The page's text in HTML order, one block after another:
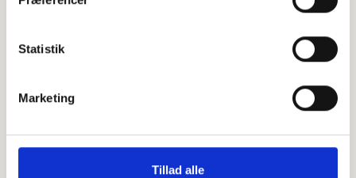
Statistik
Marketing
Tillad alle
contributors
Sammen kan vi mindes Gerda Kirstine Ladefoged. Du
dele billeder og video eller blot sende et hjerte eller en